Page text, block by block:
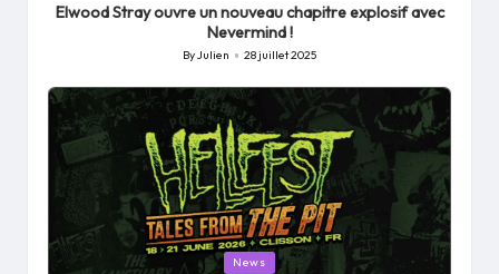
Elwood Stray ouvre un nouveau chapitre explosif avec
Nevermind !
Posted
by
ByJulien 28 juillet 2025
Posted
News